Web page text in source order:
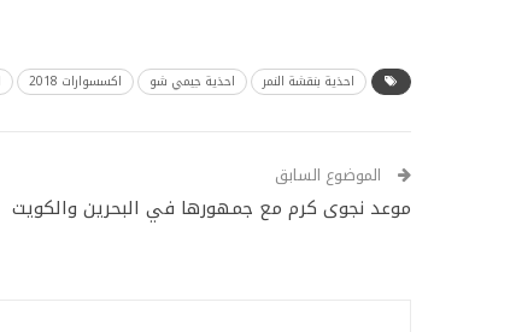
احذية بنقشة النمر احذية جيمي شو اكسسوارات 2018
الموضوع السابق
موعد نجوى كرم مع جمهورها في البحرين والكويت